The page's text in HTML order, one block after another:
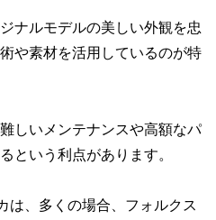
ナルモデルの美しい外観を忠
や素材を活用しているのが特
しいメンテナンスや高額なパ
という利点があります。
は、多くの場合、フォルクス